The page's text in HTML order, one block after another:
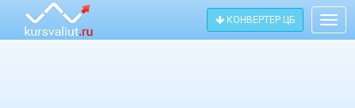
КОНВЕРТЕР ЦБ